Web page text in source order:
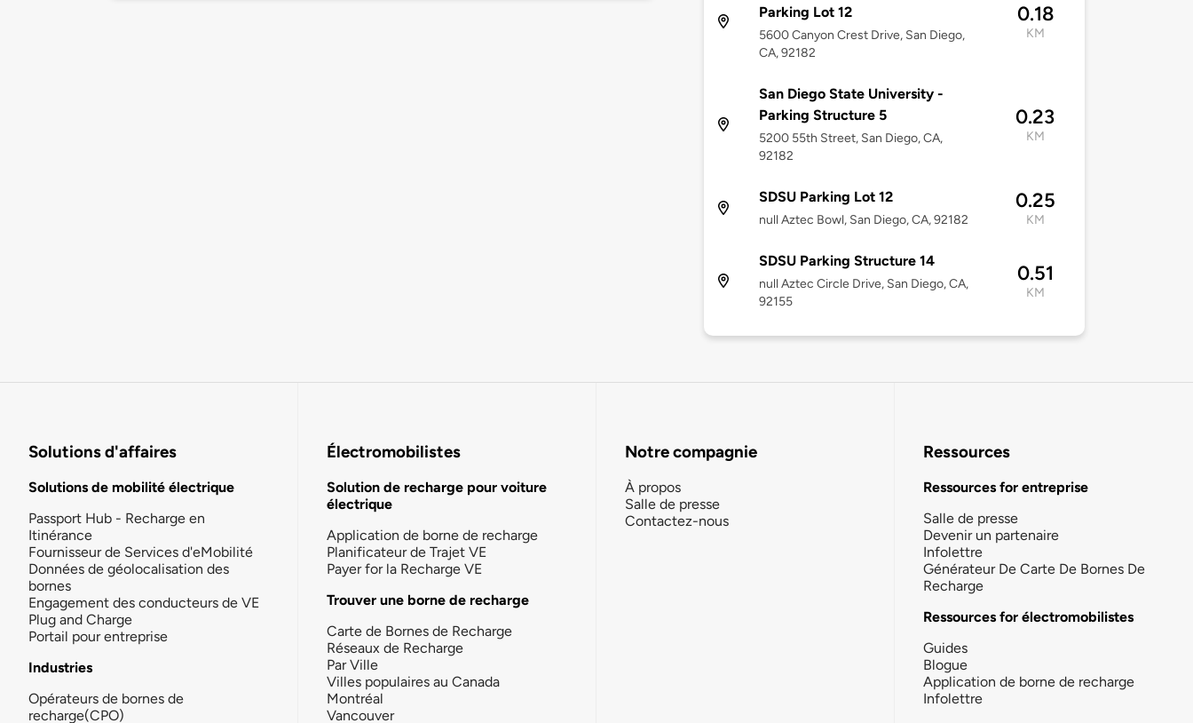
Parking Lot 12
5600 Canyon Crest Drive, San Diego,
CA, 92182
0.18
KM
San Diego State University -
Parking Structure 5
5200 55th Street, San Diego, CA,
92182
0.23
KM
SDSU Parking Lot 12
null Aztec Bowl, San Diego, CA, 92182
0.25
KM
SDSU Parking Structure 14
null Aztec Circle Drive, San Diego, CA,
92155
0.51
KM
Solutions d'affaires
Solutions de mobilité électrique
Passport Hub - Recharge en
Itinérance
Fournisseur de Services d'eMobilité
Données de géolocalisation des
bornes
Engagement des conducteurs de VE
Plug and Charge
Portail pour entreprise
Industries
Opérateurs de bornes de
recharge(CPO)
Électromobilistes
Solution de recharge pour voiture
électrique
Application de borne de recharge
Planificateur de Trajet VE
Payer for la Recharge VE
Trouver une borne de recharge
Carte de Bornes de Recharge
Réseaux de Recharge
Par Ville
Villes populaires au Canada
Montréal
Vancouver
Notre compagnie
À propos
Salle de presse
Contactez-nous
Ressources
Ressources for entreprise
Salle de presse
Devenir un partenaire
Infolettre
Générateur De Carte De Bornes De
Recharge
Ressources for électromobilistes
Guides
Blogue
Application de borne de recharge
Infolettre